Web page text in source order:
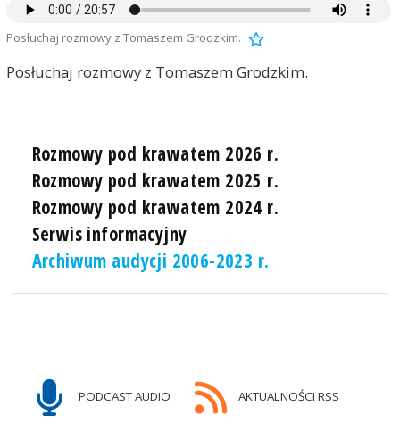
Posłuchaj rozmowy z Tomaszem Grodzkim.
Posłuchaj rozmowy z Tomaszem Grodzkim.
Rozmowy pod krawatem 2026 r.
Rozmowy pod krawatem 2025 r.
Rozmowy pod krawatem 2024 r.
Serwis informacyjny
Archiwum audycji 2006-2023 r.
PODCAST AUDIO AKTUALNOŚCI RSS